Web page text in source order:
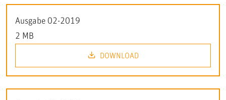
Ausgabe 02-2019
2 MB
DOWNLOAD